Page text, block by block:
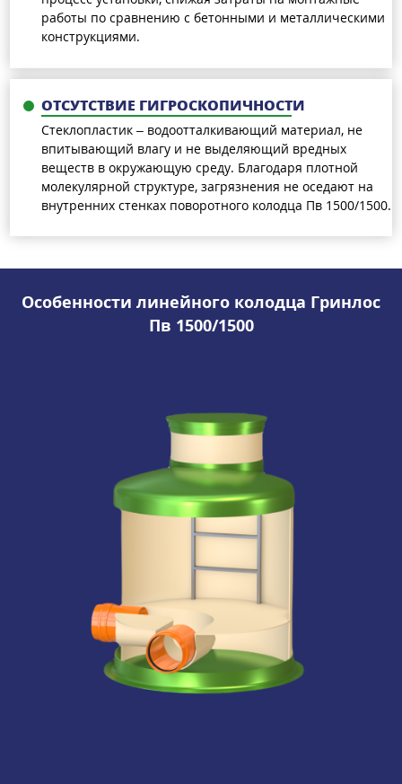
работы по сравнению с бетонными и металлическими
конструкциями.
ОТСУТСТВИЕ ГИГРОСКОПИЧНОСТИ
Стеклопластик – водоотталкивающий материал, не
впитывающий влагу и не выделяющий вредных
веществ в окружающую среду. Благодаря плотной
молекулярной структуре, загрязнения не оседают на
внутренних стенках поворотного колодца Пв 1500/1500.
Особенности линейного колодца Гринлос
Пв 1500/1500